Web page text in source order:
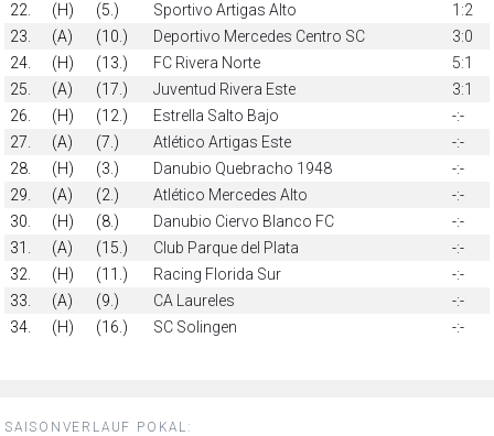
22.
(H) (5.) Sportivo Artigas Alto
1:2
23.
(A) (10.) Deportivo Mercedes Centro SC
3:0
24.
(H) (13.) FC Rivera Norte
5:1
25.
(A) (17.) Juventud Rivera Este
3:1
26.
(H) (12.) Estrella Salto Bajo
-:-
27.
(A) (7.) Atlético Artigas Este
-:-
28.
(H) (3.) Danubio Quebracho 1948
-:-
29.
(A) (2.) Atlético Mercedes Alto
-:-
30.
(H) (8.) Danubio Ciervo Blanco FC
-:-
31.
(A) (15.) Club Parque del Plata
-:-
32.
(H) (11.) Racing Florida Sur
-:-
33.
(A) (9.) CA Laureles
-:-
34.
(H) (16.) SC Solingen -:-
SAISONVERLAUF POKAL: